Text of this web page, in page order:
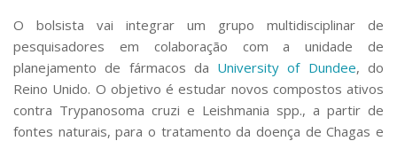
Aplicativos e Sites
Jornal da USP
Agenda de Eventos
Defesa de Teses
O bolsista vai integrar um grupo multidisciplinar de
pesquisadores em colaboração com a unidade de
planejamento de fármacos da University of Dundee, do
Reino Unido. O objetivo é estudar novos compostos ativos
contra Trypanosoma cruzi e Leishmania spp., a partir de
fontes naturais, para o tratamento da doença de Chagas e